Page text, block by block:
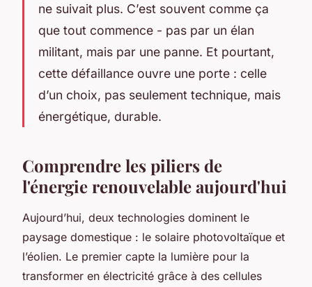
ne suivait plus. C’est souvent comme ça
que tout commence - pas par un élan
militant, mais par une panne. Et pourtant,
cette défaillance ouvre une porte : celle
d’un choix, pas seulement technique, mais
énergétique, durable.
Comprendre les piliers de
l'énergie renouvelable aujourd'hui
Aujourd’hui, deux technologies dominent le
paysage domestique : le solaire photovoltaïque et
l’éolien. Le premier capte la lumière pour la
transformer en électricité grâce à des cellules